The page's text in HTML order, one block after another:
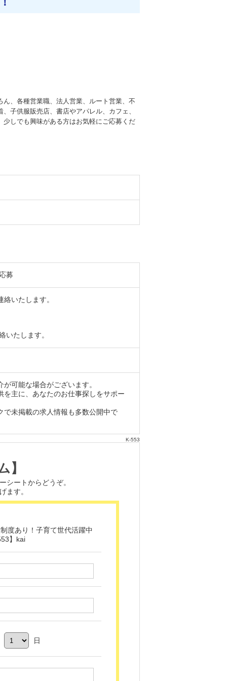
、各種営業職、法人営業、ルート営業、不
子供服販売店、書店やアパレル、カフェ、
しでも興味がある方はお気軽にご応募くだ
募
いたします。
いたします。
可能な場合がございます。
主に、あなたのお仕事探しをサポー
で未掲載の求人情報も多数公開中で
K-553
】
シートからどうぞ。
ます。
度あり！子育て世代活躍中
】kai
日